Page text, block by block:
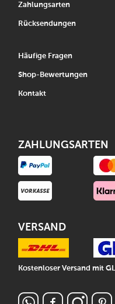
Zahlungsarten
Rücksendungen
Häufige Fragen
Shop-Bewertungen
Kontakt
ZAHLUNGSARTEN
VERSAND
Kostenloser Versand mit